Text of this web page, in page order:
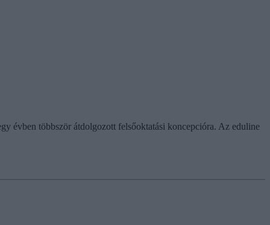
évben többször átdolgozott felsőoktatási koncepcióra. Az eduline